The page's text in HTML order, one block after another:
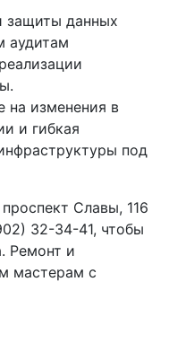
защиты данных
аудитам
на изменения в
и гибкая
под
Славы, 116
32-34-41, чтобы
Ремонт и
мастерам с